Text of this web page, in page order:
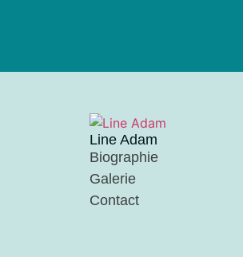
Line Adam
Biographie
Galerie
Contact